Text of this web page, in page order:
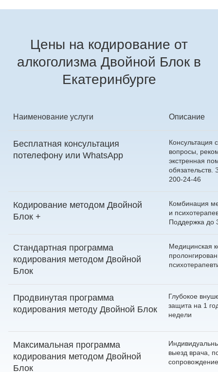
Цены на кодирование от
алкоголизма Двойной Блок в
Екатеринбурге
Наименование услуги Описание
Бесплатная консультация
потелефону или WhatsApp
Консультация
вопросы,
экстренная
200-24-46
Кодирование методом Двойной
Блок +
Комбинация
и
Поддержка до
Стандартная программа
кодирования методом Двойной
Блок
Медицинская
Продвинутая программа
кодирования методу Двойной Блок
Глубокое
защита на 1
недели
Максимальная программа
кодирования методом Двойной
Блок
выезд врача,